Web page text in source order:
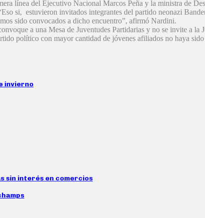
línea del Ejecutivo Nacional Marcos Peña y la ministra de
si, estuvieron invitados integrantes del partido neonazi
sido convocados a dicho encuentro”, afirmó Nardini.
a una Mesa de Juventudes Partidarias y no se invite a la
político con mayor cantidad de jóvenes afiliados no haya
invierno
sin interés en comercios